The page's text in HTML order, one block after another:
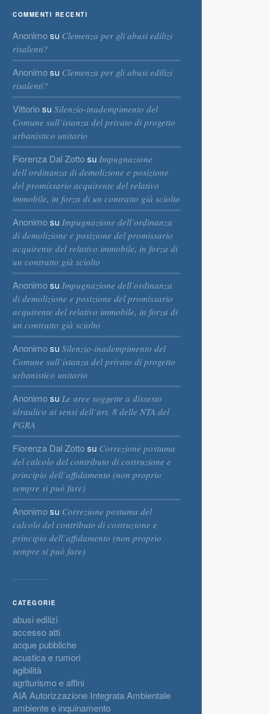
COMMENTI RECENTI
Anonimosu Clemenza per gli abusi edilizi
risalenti?
Anonimosu Clemenza per gli abusi edilizi
risalenti?
Vittoriosu Silenzio-inadempimento del
Comune sull’istanza del privato di progetto
urbanistico unitario
Fiorenza Dal Zottosu Impugnazione
dell’ordinanza di demolizione e posizione
del promissario acquirente del relativo
immobile, in forza di un contratto già sciolto
Anonimosu Impugnazione dell’ordinanza
di demolizione e posizione del promissario
acquirente del relativo immobile, in forza di
un contratto già sciolto
Anonimosu Impugnazione dell’ordinanza
di demolizione e posizione del promissario
acquirente del relativo immobile, in forza di
un contratto già sciolto
Anonimosu Silenzio-inadempimento del
Comune sull’istanza del privato di progetto
urbanistico unitario
Anonimosu Le aree soggette a dissesto
idraulico ai sensi dell’art. 8 delle NTA del
PGRA
Fiorenza Dal Zottosu Correzione postuma
del calcolo del contributo di costruzione e
principio dell’affidamento (non proprio
sempre si può fare)
Anonimosu Correzione postuma del
calcolo del contributo di costruzione e
principio dell’affidamento (non proprio
sempre si può fare)
CATEGORIE
abusi edilizi
accesso atti
acque pubbliche
acustica e rumori
agibilità
agriturismo e affini
AIA Autorizzazione Integrata Ambientale
ambiente e inquinamento